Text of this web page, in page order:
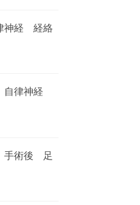
経 経絡
律神経
術後 足